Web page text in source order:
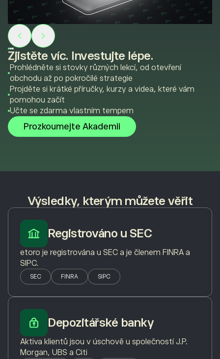
Zjistěte víc. Investujte lépe.
Prohlédněte si stovky různých lekcí, od otevření
obchodu až po pokročilé strategie
Projděte si krátké příručky, kurzy a videa, které vám
pomohou začít
Učte se zdarma vlastním tempem
Prozkoumejte Akademii
Výsledky, kterým můžete věřit
Registrováno u SEC
etoro je registrována u SEC a je členem FINRA a
SIPC.
SEC FINRA SIPC
Depozitářské banky
Aktiva klientů jsou v úschově u společností J.P.
Morgan, UBS a Citi